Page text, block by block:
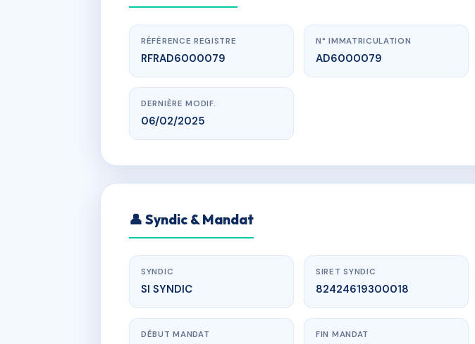
RÉFÉRENCE REGISTRE
RFRAD6000079
N° IMMATRICULATION
AD6000079
DERNIÈRE MODIF.
06/02/2025
👤 Syndic & Mandat
SYNDIC
SI SYNDIC
SIRET SYNDIC
82424619300018
DÉBUT MANDAT FIN MANDAT